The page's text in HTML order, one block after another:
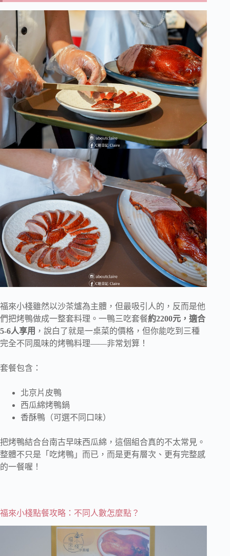
福來小棧雖然以沙茶爐為主體，但最吸引人的，反而是他
們把烤鴨做成一整套料理。一鴨三吃套餐約2200元，適合
5-6人享用 ，說白了就是一桌菜的價格，但你能吃到三種
完全不同風味的烤鴨料理——非常划算！
套餐包含：
北京片皮鴨
西瓜綿烤鴨鍋
香酥鴨（可選不同口味）
把烤鴨結合台南古早味西瓜綿，這個組合真的不太常見。
整體不只是「吃烤鴨」而已，而是更有層次、更有完整感
的一餐喔！
福來小棧點餐攻略：不同人數怎麼點？